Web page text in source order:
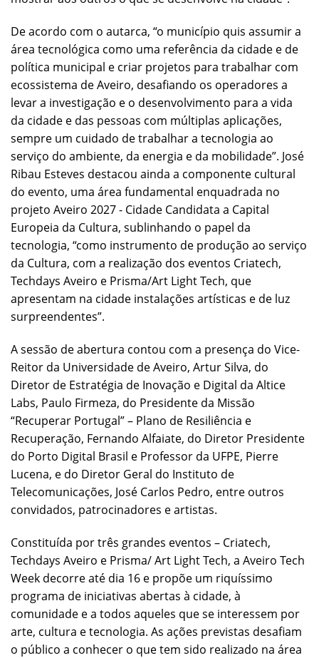
De acordo com o autarca, “o município quis assumir a
área tecnológica como uma referência da cidade e de
política municipal e criar projetos para trabalhar com
ecossistema de Aveiro, desafiando os operadores a
levar a investigação e o desenvolvimento para a vida
da cidade e das pessoas com múltiplas aplicações,
sempre um cuidado de trabalhar a tecnologia ao
serviço do ambiente, da energia e da mobilidade”. José
Ribau Esteves destacou ainda a componente cultural
do evento, uma área fundamental enquadrada no
projeto Aveiro 2027 - Cidade Candidata a Capital
Europeia da Cultura, sublinhando o papel da
tecnologia, “como instrumento de produção ao serviço
da Cultura, com a realização dos eventos Criatech,
Techdays Aveiro e Prisma/Art Light Tech, que
apresentam na cidade instalações artísticas e de luz
surpreendentes”.
A sessão de abertura contou com a presença do Vice-
Reitor da Universidade de Aveiro, Artur Silva, do
Diretor de Estratégia de Inovação e Digital da Altice
Labs, Paulo Firmeza, do Presidente da Missão
“Recuperar Portugal” – Plano de Resiliência e
Recuperação, Fernando Alfaiate, do Diretor Presidente
do Porto Digital Brasil e Professor da UFPE, Pierre
Lucena, e do Diretor Geral do Instituto de
Telecomunicações, José Carlos Pedro, entre outros
convidados, patrocinadores e artistas.
Constituída por três grandes eventos – Criatech,
Techdays Aveiro e Prisma/ Art Light Tech, a Aveiro Tech
Week decorre até dia 16 e propõe um riquíssimo
programa de iniciativas abertas à cidade, à
comunidade e a todos aqueles que se interessem por
arte, cultura e tecnologia. As ações previstas desafiam
o público a conhecer o que tem sido realizado na área